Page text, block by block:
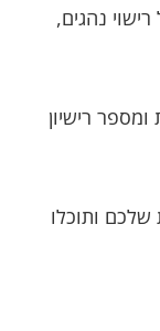
נהגים,
רישיון
ותוכלו